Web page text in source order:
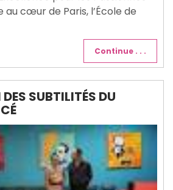
au cœur de Paris, l’École de
Continue . . .
SUBTILITÉS DU